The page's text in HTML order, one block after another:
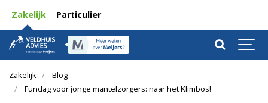
Zakelijk Particulier
Zakelijk
Blog
Fundag voor jonge mantelzorgers: naar het Klimbos!